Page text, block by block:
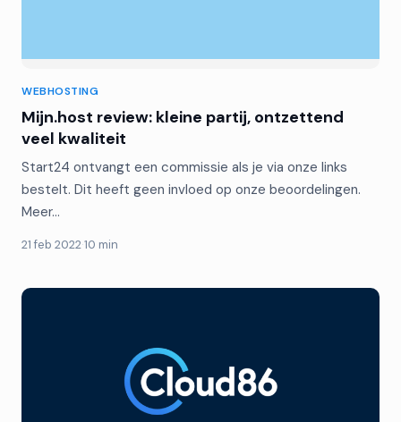
WEBHOSTING
Mijn.host review: kleine partij, ontzettend
veel kwaliteit
Start24 ontvangt een commissie als je via onze links
bestelt. Dit heeft geen invloed op onze beoordelingen.
Meer…
21 feb 2022·10 min